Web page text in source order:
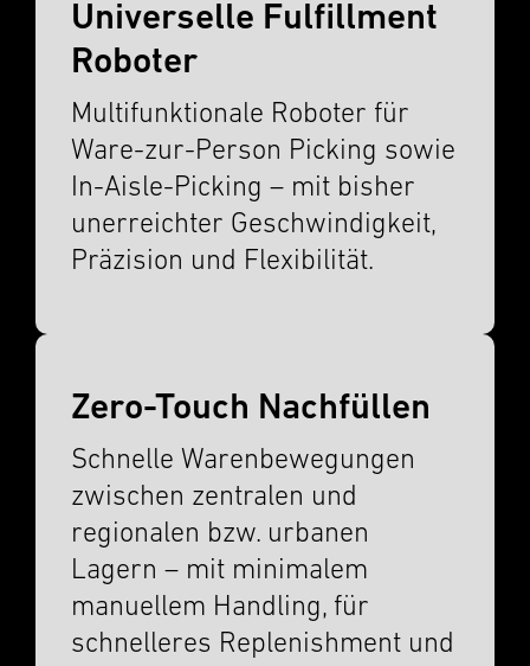
Universelle Fulfillment
Roboter
Multi­funk­tionale Roboter für
Ware-zur-Person Picking sowie
In-Aisle-Picking – mit bisher
unerr­e­ichter Geschwindigkeit,
Präzi­sion und Flexi­bil­ität.
Zero-Touch Nachfüllen
Schnelle Waren­be­we­gun­gen
zwischen zentralen und
regionalen bzw. urbanen
Lagern – mit minimalem
manuellem Handling, für
schnelleres Replen­ish­ment und